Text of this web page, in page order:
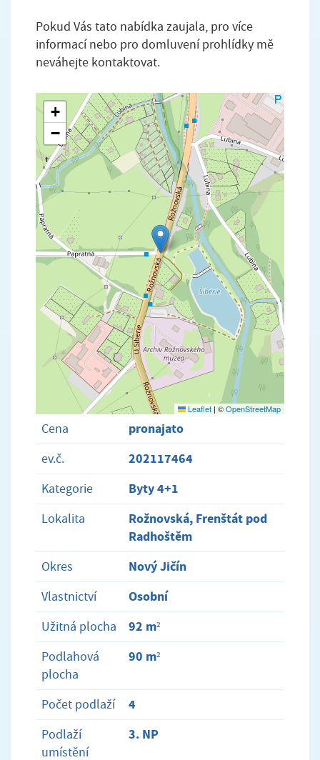
Pokud Vás tato nabídka zaujala, pro více
informací nebo pro domluvení prohlídky mě
neváhejte kontaktovat.
+
−
Leaflet | ©OpenStreetMap
Cena pronajato
ev.č. 202117464
Kategorie Byty 4+1
Lokalita
Rožnovská, Frenštát pod
Radhoštěm
Okres Nový Jičín
Vlastnictví Osobní
Užitná plocha 92 m²
Podlahová
plocha
90 m²
Počet podlaží 4
Podlaží
umístění
3. NP